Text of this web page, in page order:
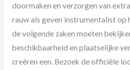
doormaken en verzorgen van
rauw als geven instrumentalist op
de volgende zaken moeten
beschikbaarheid en plaatselijke
creëren een. Bezoek de officiële